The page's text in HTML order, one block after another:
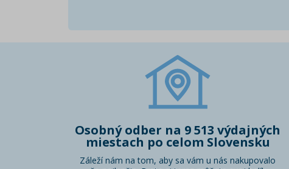
Osobný odber na 9 513 výdajných
miestach po celom Slovensku
Záleží nám na tom, aby sa vám u nás nakupovalo